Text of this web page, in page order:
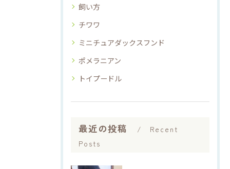
飼い方
チワワ
ミニチュアダックスフンド
ポメラニアン
トイプードル
最近の投稿
Recent
Posts